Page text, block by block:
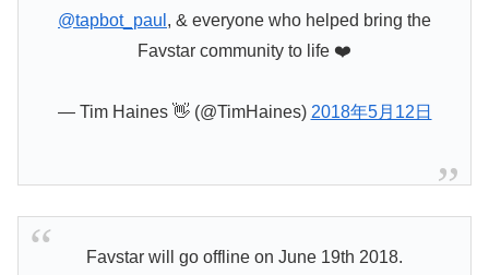
@tapbot_paul , & everyone who helped bring the
Favstar community to life ❤️
— Tim Haines 👋 (@TimHaines) 2018年5月12日
Favstar will go offline on June 19th 2018.